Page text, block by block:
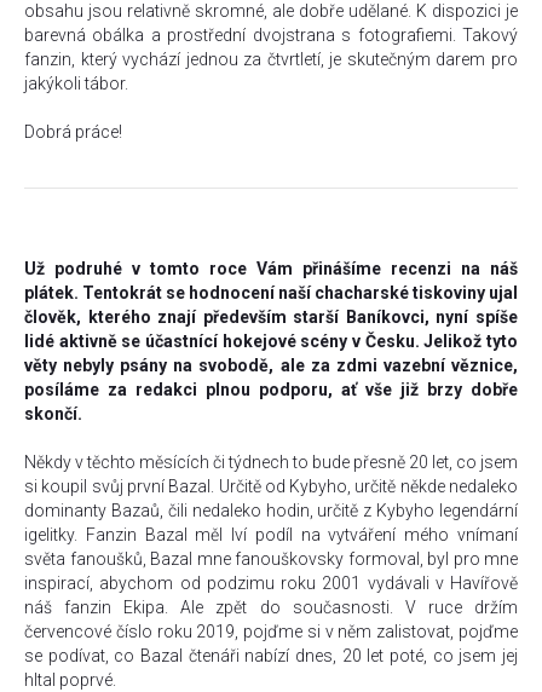
obsahu jsou relativně skromné, ale dobře udělané. K dispozici je
barevná obálka a prostřední dvojstrana s fotografiemi. Takový
fanzin, který vychází jednou za čtvrtletí, je skutečným darem pro
jakýkoli tábor.
Dobrá práce!
Už podruhé v tomto roce Vám přinášíme recenzi na náš
plátek. Tentokrát se hodnocení naší chacharské tiskoviny ujal
člověk, kterého znají především starší Baníkovci, nyní spíše
lidé aktivně se účastnící hokejové scény v Česku. Jelikož tyto
věty nebyly psány na svobodě, ale za zdmi vazební věznice,
posíláme za redakci plnou podporu, ať vše již brzy dobře
skončí.
Někdy v těchto měsících či týdnech to bude přesně 20 let, co jsem
si koupil svůj první Bazal. Určitě od Kybyho, určitě někde nedaleko
dominanty Bazaů, čili nedaleko hodin, určitě z Kybyho legendární
igelitky. Fanzin Bazal měl lví podíl na vytváření mého vnímaní
světa fanoušků, Bazal mne fanouškovsky formoval, byl pro mne
inspirací, abychom od podzimu roku 2001 vydávali v Havířově
náš fanzin Ekipa. Ale zpět do současnosti. V ruce držím
červencové číslo roku 2019, pojďme si v něm zalistovat, pojďme
se podívat, co Bazal čtenáři nabízí dnes, 20 let poté, co jsem jej
hltal poprvé.